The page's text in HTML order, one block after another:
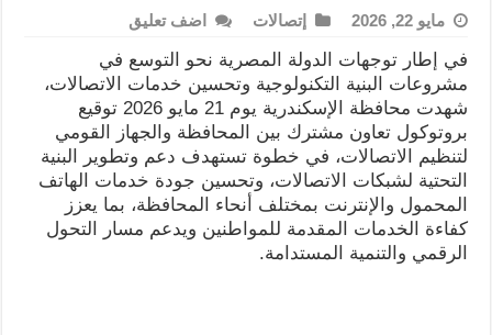
مايو 22, 2026 إتصالات اضف تعليق
في إطار توجهات الدولة المصرية نحو التوسع في
مشروعات البنية التكنولوجية وتحسين خدمات الاتصالات،
شهدت محافظة الإسكندرية يوم 21 مايو 2026 توقيع
بروتوكول تعاون مشترك بين المحافظة والجهاز القومي
لتنظيم الاتصالات، في خطوة تستهدف دعم وتطوير البنية
التحتية لشبكات الاتصالات، وتحسين جودة خدمات الهاتف
المحمول والإنترنت بمختلف أنحاء المحافظة، بما يعزز
كفاءة الخدمات المقدمة للمواطنين ويدعم مسار التحول
الرقمي والتنمية المستدامة.